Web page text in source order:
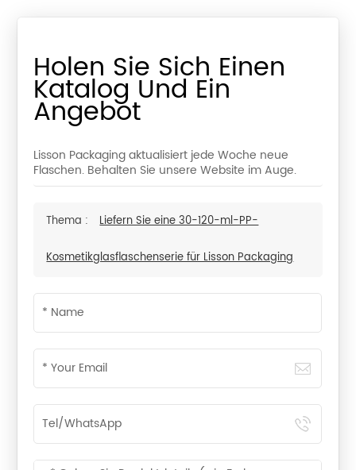
Holen Sie Sich Einen
Katalog Und Ein
Angebot
Lisson Packaging aktualisiert jede Woche neue
Flaschen. Behalten Sie unsere Website im Auge.
Thema : Liefern Sie eine 30-120-ml-PP-
Kosmetikglasflaschenserie für Lisson Packaging